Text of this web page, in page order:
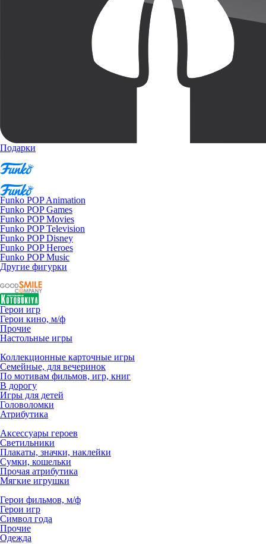
Подарки
Funko POP Animation
Funko POP Games
Funko POP Movies
Funko POP Television
Funko POP Disney
Funko POP Heroes
Funko POP Music
Другие фигурки
Герои игр
Герои кино, м/ф
Прочие
Настольные игры
Коллекционные карточные игры
Семейные, для вечеринок
По мотивам фильмов, игр, книг
В дорогу
Игры для детей
Головоломки
Атрибутика
Аксессуары героев
Светильники
Плакаты, значки, наклейки
Сумки, кошельки
Прочая атрибутика
Мягкие игрушки
Герои фильмов, м/ф
Герои игр
Символ года
Прочие
Одежда